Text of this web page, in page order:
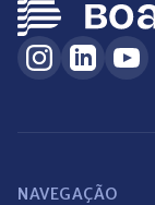
NAVEGAÇÃO